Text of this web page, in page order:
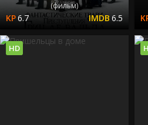
(фильм)
6.7 6.5
HD